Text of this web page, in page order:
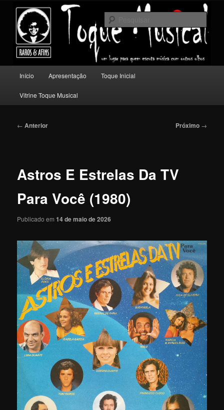
conteúdo
principalToque Musical
Um lugar para quem escuta música com outros olhos.
principal
Início Apresentação Toque Inicial
Vitrine Toque Musical
Navegação
← Anterior Próximo →
Astros E Estrelas Da TV
Para Você (1980)
Publicado em14 de maio de 2026